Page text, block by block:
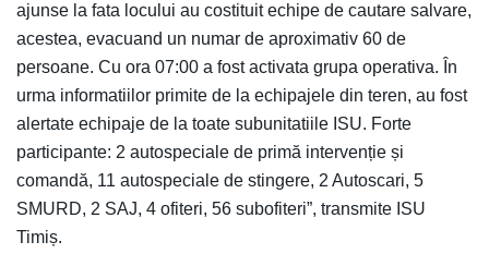
ajunse la fata locului au costituit echipe de cautare salvare,
acestea, evacuand un numar de aproximativ 60 de
persoane. Cu ora 07:00 a fost activata grupa operativa. În
urma informatiilor primite de la echipajele din teren, au fost
alertate echipaje de la toate subunitatiile ISU. Forte
participante: 2 autospeciale de primă intervenție și
comandă, 11 autospeciale de stingere, 2 Autoscari, 5
SMURD, 2 SAJ, 4 ofiteri, 56 subofiteri”, transmite ISU
Timiș.